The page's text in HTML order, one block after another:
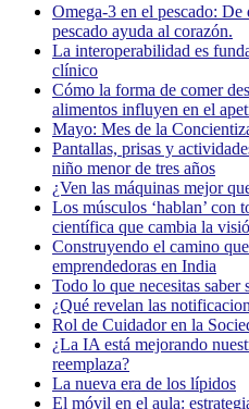
Omega-3 en el pescado: De
pescado ayuda al corazón.
La interoperabilidad es
clínico
Cómo la forma de comer
alimentos influyen en el
Mayo: Mes de la
Pantallas, prisas y
niño menor de tres años
¿Ven las máquinas mejor
Los músculos ‘hablan’ con
científica que cambia la
Construyendo el camino
emprendedoras en India
Todo lo que necesitas saber
¿Qué revelan las
Rol de Cuidador en la
¿La IA está mejorando
reemplaza?
La nueva era de los lípidos
El móvil en el aula: